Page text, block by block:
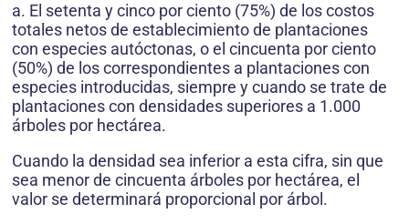
a. El setenta y cinco por ciento (75%) de los costos
totales netos de establecimiento de plantaciones
con especies autóctonas, o el cincuenta por ciento
(50%) de los correspondientes a plantaciones con
especies introducidas, siempre y cuando se trate de
plantaciones con densidades superiores a 1.000
árboles por hectárea.
Cuando la densidad sea inferior a esta cifra, sin que
sea menor de cincuenta árboles por hectárea, el
valor se determinará proporcional por árbol.